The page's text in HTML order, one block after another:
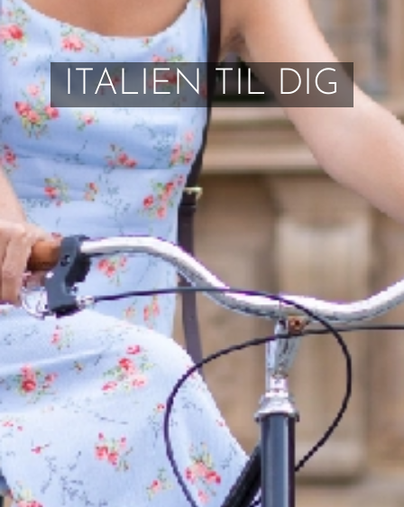
ITALIEN TIL DIG